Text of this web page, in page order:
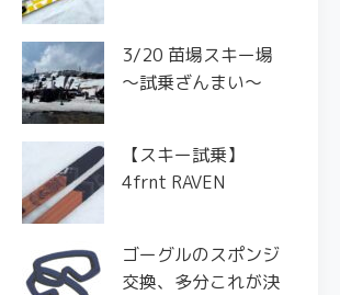
3/20 苗場スキー場
〜試乗ざんまい〜
【スキー試乗】
4frnt RAVEN
ゴーグルのスポンジ
交換、多分これが決